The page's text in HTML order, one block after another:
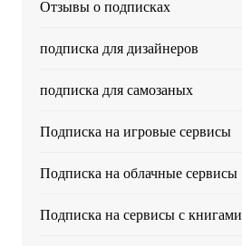
Отзывы о подписках
подписка для дизайнеров
подписка для самозаных
Подписка на игровые сервисы
Подписка на облачные сервисы
Подписка на сервисы с книгами